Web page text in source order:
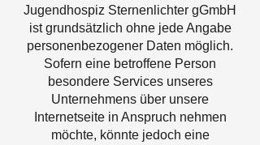
Jugendhospiz Sternenlichter gGmbH
ist grundsätzlich ohne jede Angabe
personenbezogener Daten möglich.
Sofern eine betroffene Person
besondere Services unseres
Unternehmens über unsere
Internetseite in Anspruch nehmen
möchte, könnte jedoch eine